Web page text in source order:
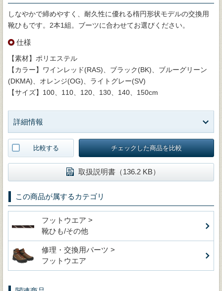
しなやかで締めやすく、耐久性に優れる楕円形状モデルの交換用
靴ひもです。2本1組。ブーツに合わせてお選びください。
仕様
【素材】ポリエステル
【カラー】ワインレッド(RAS)、ブラック(BK)、ブルーグリーン
(DKMA)、オレンジ(OG)、ライトグレー(SV)
【サイズ】100、110、120、130、140、150cm
詳細情報
比較する チェックした商品を比較
取扱説明書（136.2 KB）
この商品が属するカテゴリ
フットウエア >
靴ひも/その他
修理・交換用パーツ >
フットウエア